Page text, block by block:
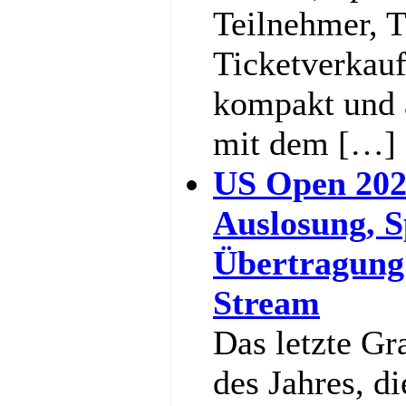
Teilnehmer,
kompakt und
mit dem […]
US Open
Auslosung,
Stream
Das letzte
des Jahres,